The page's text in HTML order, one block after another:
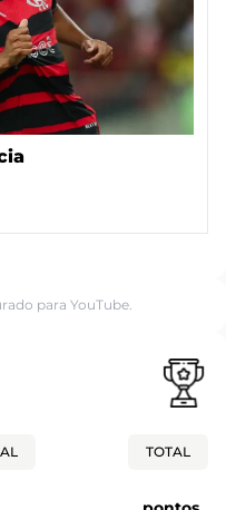
para YouTube.
TOTAL